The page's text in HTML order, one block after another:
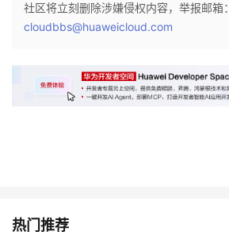
社区将立刻删除涉嫌侵权内容，举报邮箱：
cloudbbs@huaweicloud.com
热门推荐